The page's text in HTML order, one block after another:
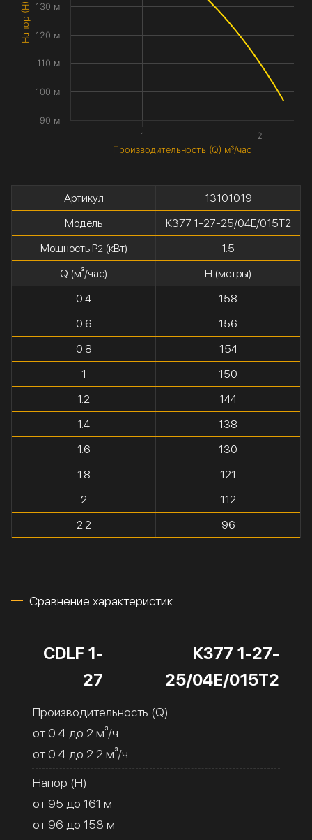
Производительность (Q) м³/час
1 2
90 м
100 м
110 м
120 м
130 м
Артикул
13101019
Модель
К377 1-27-25/04Е/015Т2
Мощность P2(кВт)
1.5
Q (м³/час)
H (метры)
0.4
158
0.6
156
0.8
154
1
150
1.2
144
1.4
138
1.6
130
1.8
121
2
112
2.2
96
Сравнение характеристик
CDLF 1-
27
К377 1-27-
25/04Е/015Т2
Производительность (Q)
от 0.4 до 2 м³/ч
от 0.4 до 2.2 м³/ч
Напор (H)
от 95 до 161 м
от 96 до 158 м